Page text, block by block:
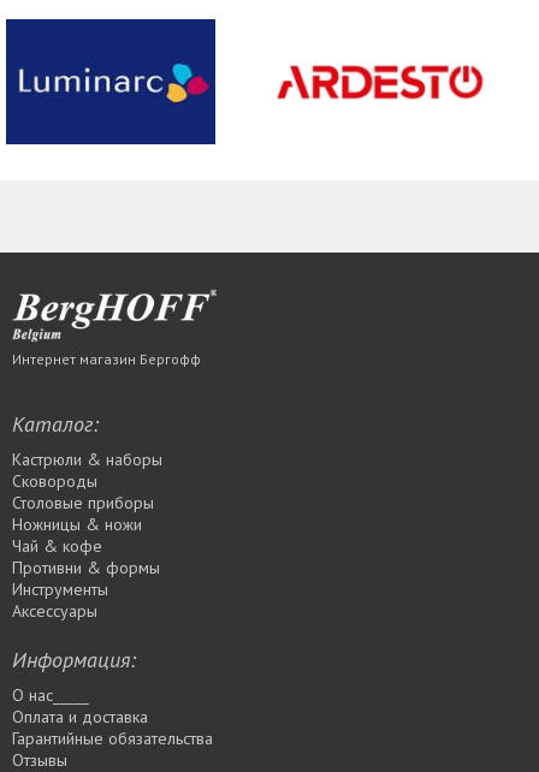
Интернет магазин Бергофф
Каталог:
Кастрюли & наборы
Сковороды
Столовые приборы
Ножницы & ножи
Чай & кофе
Противни & формы
Инструменты
Аксессуары
Информация:
О нас_____
Оплата и доставка
Гарантийные обязательства
Отзывы